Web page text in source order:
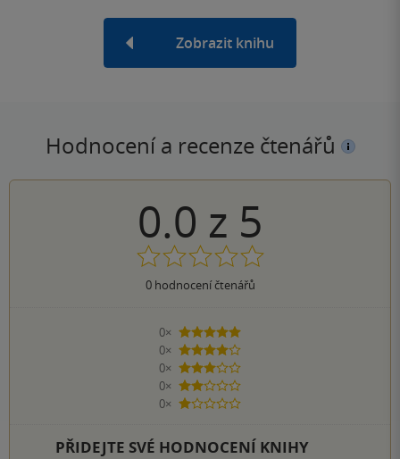
Zobrazit knihu
Hodnocení a recenze čtenářů
0.0 z 5
0hodnocení čtenářů
0×
5 hvězdiček
0×
4 hvězdičky
0×
3 hvězdičky
0×
2 hvězdičky
0×
1 hvezdička
PŘIDEJTE SVÉ HODNOCENÍ KNIHY